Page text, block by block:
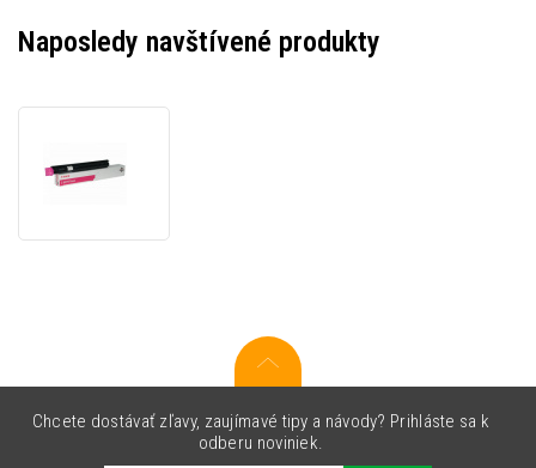
Naposledy navštívené produkty
(magenta)
Chcete dostávať zľavy, zaujímavé tipy a návody? Prihláste sa k
odberu noviniek.